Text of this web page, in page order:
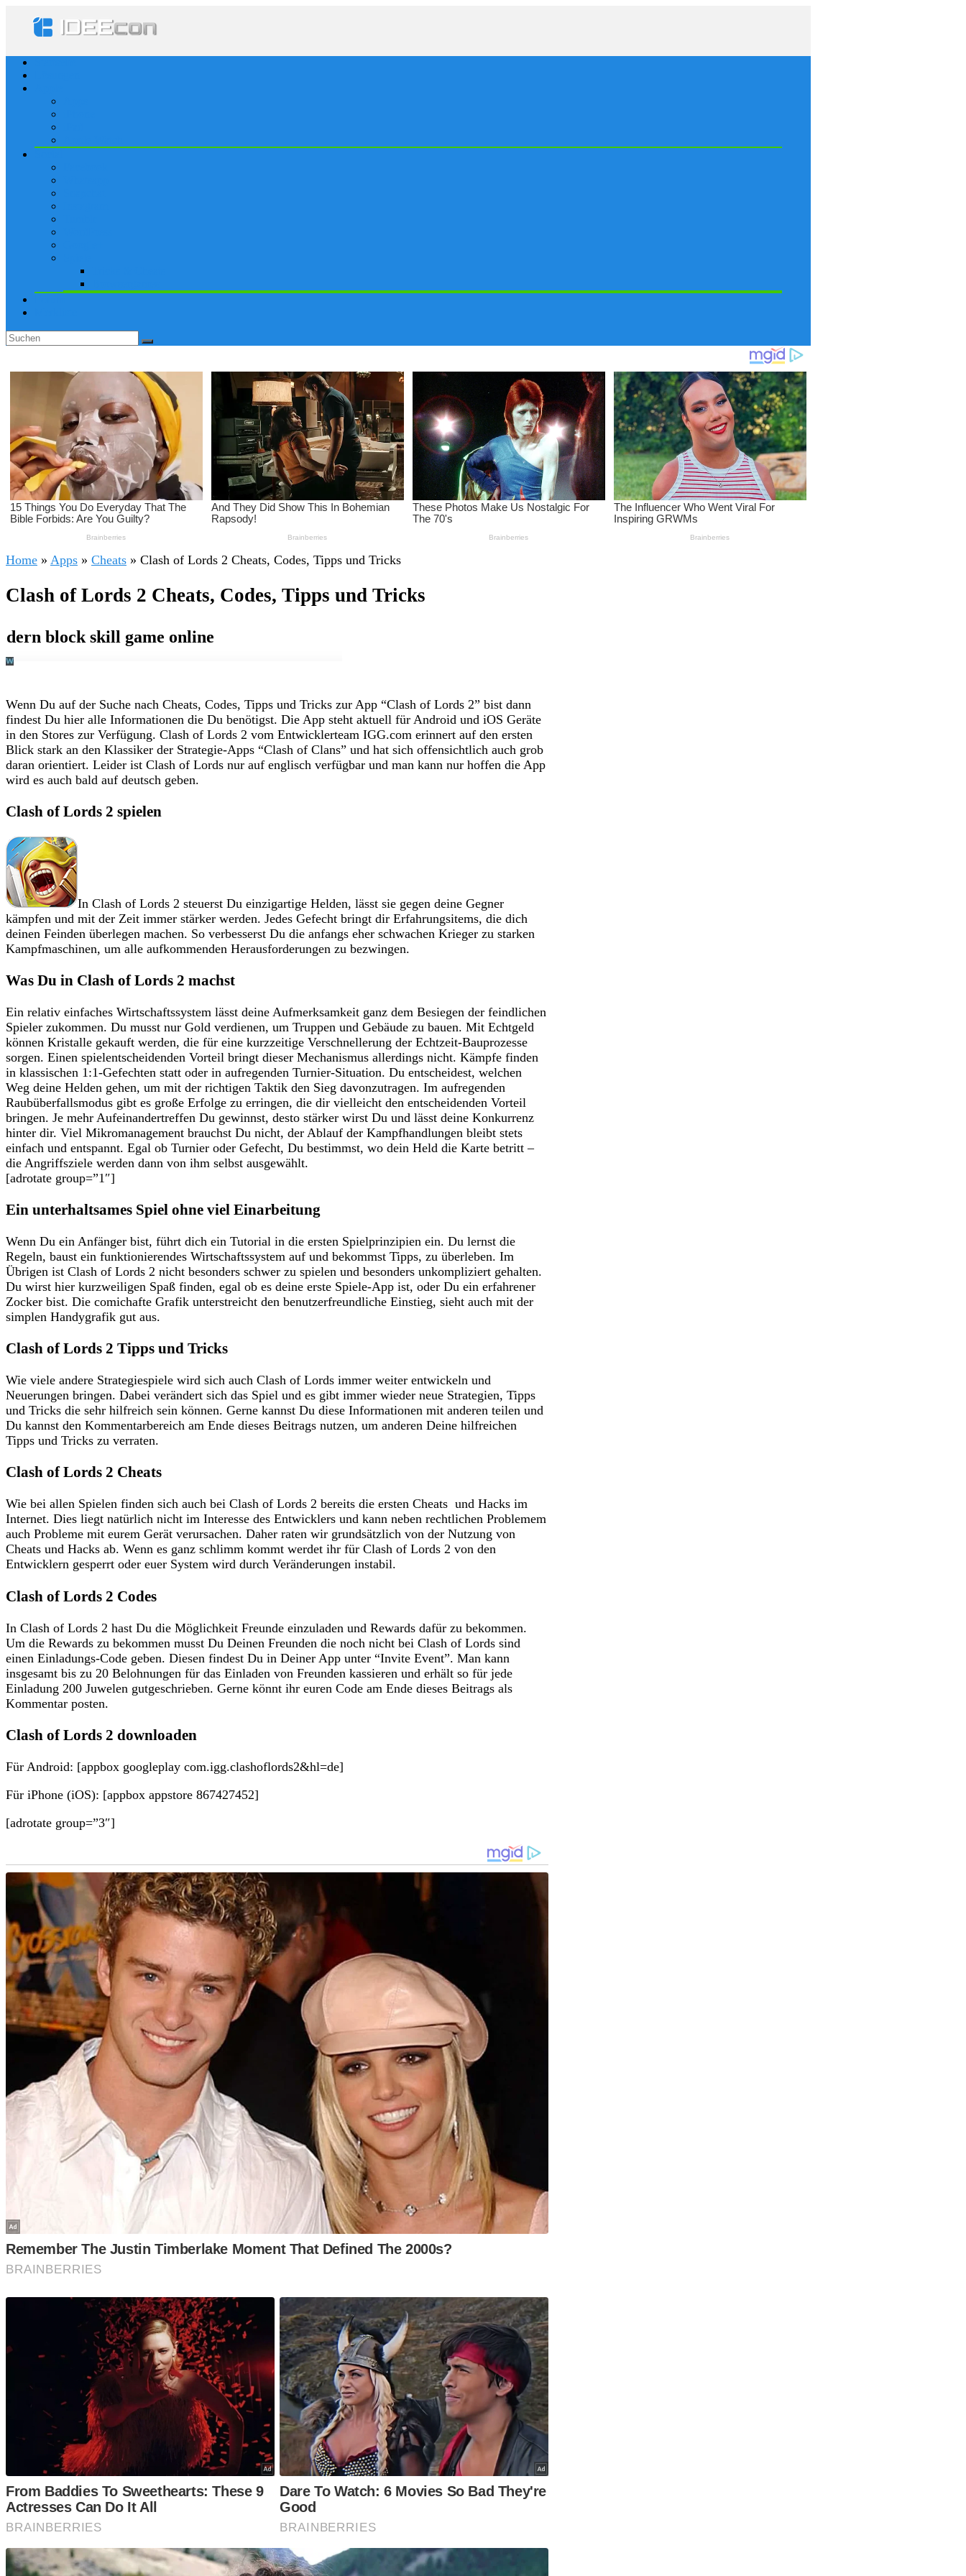
Home » Apps » Cheats » Clash of Lords 2 Cheats, Codes, Tipps und Tricks
Clash of Lords 2 Cheats, Codes, Tipps und Tricks
Wenn Du auf der Suche nach Cheats, Codes, Tipps und Tricks zur App “Clash of Lords 2” bist dann
findest Du hier alle Informationen die Du benötigst. Die App steht aktuell für Android und iOS Geräte
in den Stores zur Verfügung. Clash of Lords 2 vom Entwicklerteam IGG.com erinnert auf den ersten
Blick stark an den Klassiker der Strategie-Apps “Clash of Clans” und hat sich offensichtlich auch grob
daran orientiert. Leider ist Clash of Lords nur auf englisch verfügbar und man kann nur hoffen die App
wird es auch bald auf deutsch geben.
Clash of Lords 2 spielen
In Clash of Lords 2 steuerst Du einzigartige Helden, lässt sie gegen deine Gegner
kämpfen und mit der Zeit immer stärker werden. Jedes Gefecht bringt dir Erfahrungsitems, die dich
deinen Feinden überlegen machen. So verbesserst Du die anfangs eher schwachen Krieger zu starken
Kampfmaschinen, um alle aufkommenden Herausforderungen zu bezwingen.
Was Du in Clash of Lords 2 machst
Ein relativ einfaches Wirtschaftssystem lässt deine Aufmerksamkeit ganz dem Besiegen der feindlichen
Spieler zukommen. Du musst nur Gold verdienen, um Truppen und Gebäude zu bauen. Mit Echtgeld
können Kristalle gekauft werden, die für eine kurzzeitige Verschnellerung der Echtzeit-Bauprozesse
sorgen. Einen spielentscheidenden Vorteil bringt dieser Mechanismus allerdings nicht. Kämpfe finden
in klassischen 1:1-Gefechten statt oder in aufregenden Turnier-Situation. Du entscheidest, welchen
Weg deine Helden gehen, um mit der richtigen Taktik den Sieg davonzutragen. Im aufregenden
Raubüberfallsmodus gibt es große Erfolge zu erringen, die dir vielleicht den entscheidenden Vorteil
bringen. Je mehr Aufeinandertreffen Du gewinnst, desto stärker wirst Du und lässt deine Konkurrenz
hinter dir. Viel Mikromanagement brauchst Du nicht, der Ablauf der Kampfhandlungen bleibt stets
einfach und entspannt. Egal ob Turnier oder Gefecht, Du bestimmst, wo dein Held die Karte betritt –
die Angriffsziele werden dann von ihm selbst ausgewählt.
[adrotate group=”1″]
Ein unterhaltsames Spiel ohne viel Einarbeitung
Wenn Du ein Anfänger bist, führt dich ein Tutorial in die ersten Spielprinzipien ein. Du lernst die
Regeln, baust ein funktionierendes Wirtschaftssystem auf und bekommst Tipps, zu überleben. Im
Übrigen ist Clash of Lords 2 nicht besonders schwer zu spielen und besonders unkompliziert gehalten.
Du wirst hier kurzweiligen Spaß finden, egal ob es deine erste Spiele-App ist, oder Du ein erfahrener
Zocker bist. Die comichafte Grafik unterstreicht den benutzerfreundliche Einstieg, sieht auch mit der
simplen Handygrafik gut aus.
Clash of Lords 2 Tipps und Tricks
Wie viele andere Strategiespiele wird sich auch Clash of Lords immer weiter entwickeln und
Neuerungen bringen. Dabei verändert sich das Spiel und es gibt immer wieder neue Strategien, Tipps
und Tricks die sehr hilfreich sein können. Gerne kannst Du diese Informationen mit anderen teilen und
Du kannst den Kommentarbereich am Ende dieses Beitrags nutzen, um anderen Deine hilfreichen
Tipps und Tricks zu verraten.
Clash of Lords 2 Cheats
Wie bei allen Spielen finden sich auch bei Clash of Lords 2 bereits die ersten Cheats und Hacks im
Internet. Dies liegt natürlich nicht im Interesse des Entwicklers und kann neben rechtlichen Problemem
auch Probleme mit eurem Gerät verursachen. Daher raten wir grundsätzlich von der Nutzung von
Cheats und Hacks ab. Wenn es ganz schlimm kommt werdet ihr für Clash of Lords 2 von den
Entwicklern gesperrt oder euer System wird durch Veränderungen instabil.
Clash of Lords 2 Codes
In Clash of Lords 2 hast Du die Möglichkeit Freunde einzuladen und Rewards dafür zu bekommen.
Um die Rewards zu bekommen musst Du Deinen Freunden die noch nicht bei Clash of Lords sind
einen Einladungs-Code geben. Diesen findest Du in Deiner App unter “Invite Event”. Man kann
insgesamt bis zu 20 Belohnungen für das Einladen von Freunden kassieren und erhält so für jede
Einladung 200 Juwelen gutgeschrieben. Gerne könnt ihr euren Code am Ende dieses Beitrags als
Kommentar posten.
Clash of Lords 2 downloaden
Für Android: [appbox googleplay com.igg.clashoflords2&hl=de]
Für iPhone (iOS): [appbox appstore 867427452]
[adrotate group=”3″]